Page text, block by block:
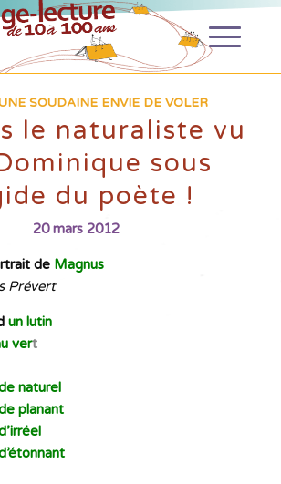
SOUDAINE ENVIE DE VOLER
le naturaliste vu
sous
du poète !
20 mars 2012
de Magnus
Prévert
un lutin
vert
naturel
planant